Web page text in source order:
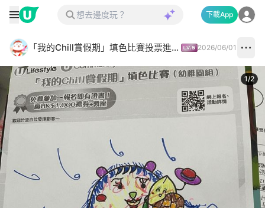
下載App
「我的Chill賞假期」填色比賽投票進行中✅ 2026/06/01
1/2